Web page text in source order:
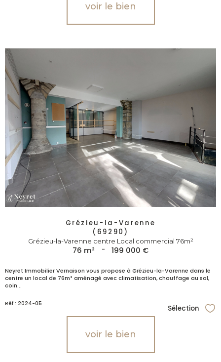
voir le bien
Grézieu-la-Varenne
(69290)
Grézieu-la-Varenne centre Local commercial 76m²
76 m² - 199 000 €
Neyret Immobilier Vernaison vous propose à Grézieu-la-Varenne dans le
centre un local de 76m² aménagé avec climatisation, chauffage au sol,
coin...
Réf : 2024-05
Sélection
voir le bien